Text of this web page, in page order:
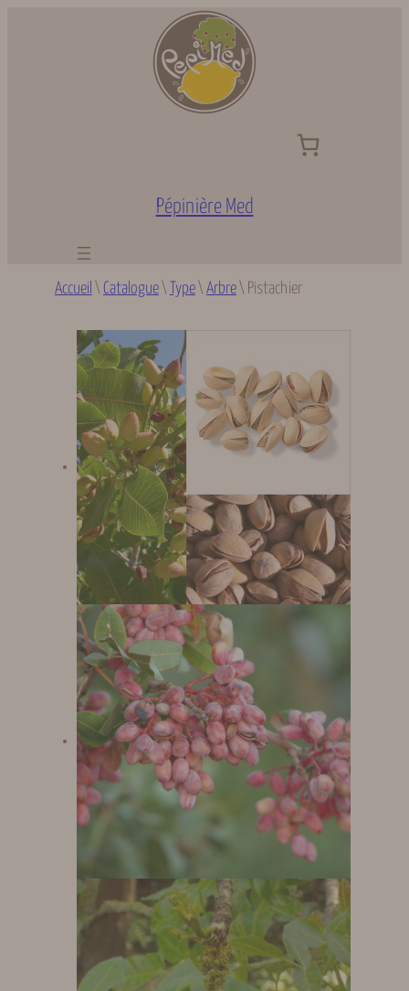
Pépinière Med
Accueil \ Catalogue\ Type\ Arbre\ Pistachier